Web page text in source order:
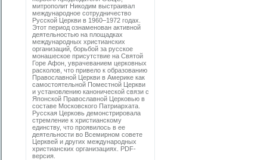
митрополит Никодим выстраивал
международное сотрудничество
Русской Церкви в 1960–1972 годах.
Этот период ознаменован активной
деятельностью на площадках
международных христианских
организаций, борьбой за русское
монашеское присутствие на Святой
Горе Афон, уврачеванием церковных
расколов, что привело к образованию
Православной Церкви в Америке как
самостоятельной Поместной Церкви
и установлению канонической связи с
Японской Православной Церковью в
составе Московского Патриархата.
Русская Церковь демонстрировала
стремление к христианскому
единству, что проявилось в ее
деятельности во Всемирном совете
Церквей и других международных
христианских организациях. PDF-
версия.